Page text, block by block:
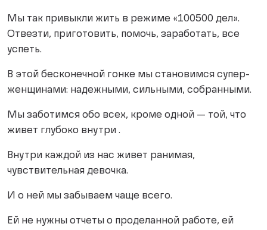
Мы так привыкли жить в режиме «100500 дел».
Отвезти, приготовить, помочь, заработать, все
успеть.
В этой бесконечной гонке мы становимся супер-
женщинами: надежными, сильными, собранными.
Мы заботимся обо всех, кроме одной — той, что
живет глубоко внутри .
Внутри каждой из нас живет ранимая,
чувствительная девочка.
И о ней мы забываем чаще всего.
Ей не нужны отчеты о проделанной работе, ей